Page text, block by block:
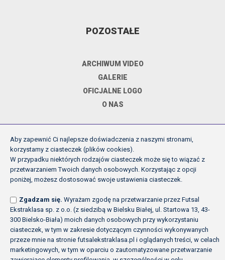
POZOSTAŁE
ARCHIWUM VIDEO
GALERIE
OFICJALNE LOGO
O NAS
DOKUMENTY
REGULAMIN ROZGRYWEK FE
INNE
POLITYKA PRYWATNOŚCI
Copyright (c) Futsal Ekstraklasa 2026
Aby zapewnić Ci najlepsze doświadczenia z naszymi stronami,
korzystamy z ciasteczek (plików cookies).
W przypadku niektórych rodzajów ciasteczek może się to wiązać z
przetwarzaniem Twoich danych osobowych. Korzystając z opcji
poniżej, możesz dostosować swoje ustawienia ciasteczek.
Zgadzam się. Wyrażam zgodę na przetwarzanie przez Futsal
Ekstraklasa sp. z o.o. (z siedzibą w Bielsku Białej, ul. Startowa 13, 43-
300 Bielsko-Biała) moich danych osobowych przy wykorzystaniu
ciasteczek, w tym w zakresie dotyczącym czynności wykonywanych
przeze mnie na stronie futsalekstraklasa.pl i oglądanych treści, w celach
marketingowych, w tym w oparciu o zautomatyzowane przetwarzanie